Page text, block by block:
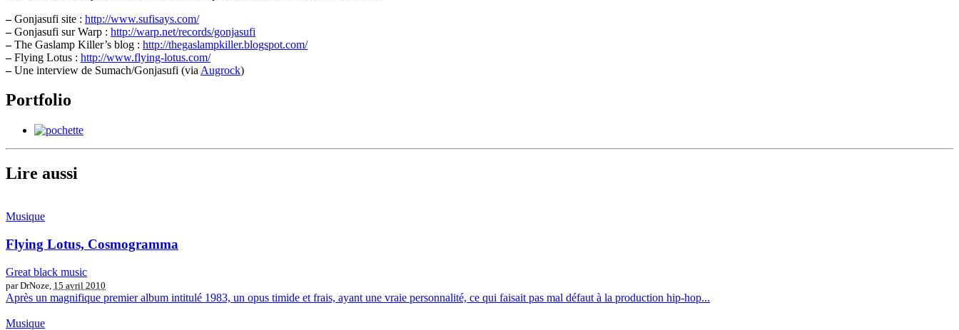
–Gonjasufi site : http://www.sufisays.com/
–Gonjasufi sur Warp : http://warp.net/records/gonjasufi
–The Gaslamp Killer’s blog : http://thegaslampkiller.blogspot.com/
–Flying Lotus : http://www.flying-lotus.com/
–Une interview de Sumach/Gonjasufi (via Augrock)
Portfolio
Lire aussi
Musique
Flying Lotus, Cosmogramma
Great black music
par DrNoze, 15 avril 2010
Après un magnifique premier album intitulé 1983, un opus timide et frais, ayant une vraie personnalité, ce qui faisait pas mal défaut à la production hip-hop...
Musique